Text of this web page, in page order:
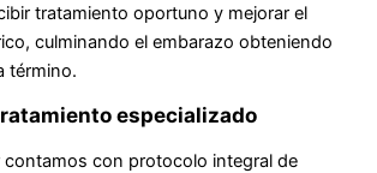
tratamiento oportuno y mejorar el
culminando el embarazo obteniendo
término.
especializado
contamos con protocolo integral de